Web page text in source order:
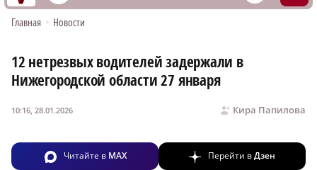
Главная • Новости
12 нетрезвых водителей задержали в
Нижегородской области 27 января
Кира Папилова
10:16, 28.01.2026
Читайте в MAX Перейти вДзен